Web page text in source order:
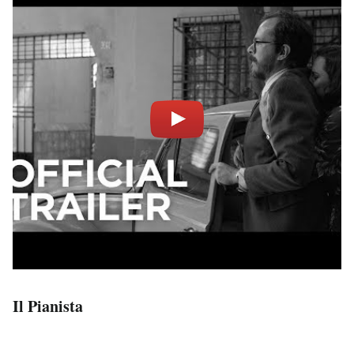
Il Pianista